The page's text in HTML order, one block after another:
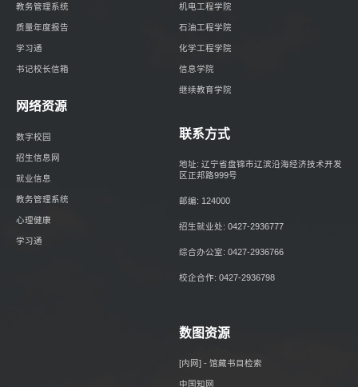
教务管理系统
质量年度报告
学习通
书记校长信箱
机电工程学院
石油工程学院
化学工程学院
信息学院
继续教育学院
网络资源
数字校园
招生信息网
就业信息
教务管理系统
心理健康
学习通
联系方式
地址: 辽宁省盘锦市辽滨沿海经济技术开发
区正邦路999号
邮编: 124000
招生就业处: 0427-2936777
综合办公室: 0427-2936766
校企合作: 0427-2936798
数图资源
[内网] - 馆藏书目检索
中国知网